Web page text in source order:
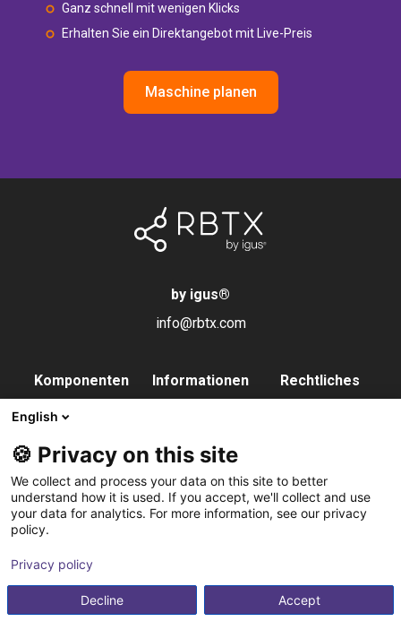
Ganz schnell mit wenigen Klicks
Erhalten Sie ein Direktangebot mit Live-Preis
Maschine planen
by igus®
info@rbtx.com
Komponenten
Steuerung
Vision
Pneumatik
Service
Zubehör
Informationen
Partner
Kontakt
Newsletter
Integrationsservice
Rechtliches
English
🍪 Privacy on this site
We collect and process your data on this site to better
understand how it is used. If you accept, we'll collect and use
your data for analytics. For more information, see our privacy
policy.
Privacy policy
Accept
Decline